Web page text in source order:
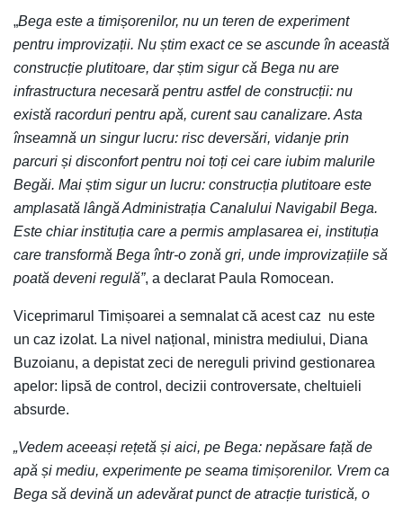
„Bega este a timișorenilor, nu un teren de experiment
pentru improvizații. Nu știm exact ce se ascunde în această
construcție plutitoare, dar știm sigur că Bega nu are
infrastructura necesară pentru astfel de construcții: nu
există racorduri pentru apă, curent sau canalizare. Asta
înseamnă un singur lucru: risc deversări, vidanje prin
parcuri și disconfort pentru noi toți cei care iubim malurile
Begăi. Mai știm sigur un lucru: construcția plutitoare este
amplasată lângă Administrația Canalului Navigabil Bega.
Este chiar instituția care a permis amplasarea ei, instituția
care transformă Bega într-o zonă gri, unde improvizațiile să
poată deveni regulă”, a declarat Paula Romocean.
Viceprimarul Timișoarei a semnalat că acest caz nu este
un caz izolat. La nivel național, ministra mediului, Diana
Buzoianu, a depistat zeci de nereguli privind gestionarea
apelor: lipsă de control, decizii controversate, cheltuieli
absurde.
„Vedem aceeași rețetă și aici, pe Bega: nepăsare față de
apă și mediu, experimente pe seama timișorenilor. Vrem ca
Bega să devină un adevărat punct de atracție turistică, o